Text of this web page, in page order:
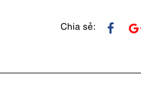
Chia sẻ: